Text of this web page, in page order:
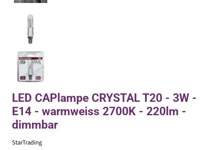
LED CAPlampe CRYSTAL T20 - 3W -
E14 - warmweiss 2700K - 220lm -
dimmbar
StarTrading